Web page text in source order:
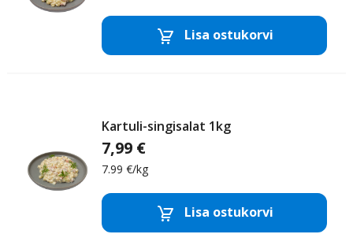
Majoneesisalatid
Lisa ostukorvi
Eemalda toode
Kartuli-singisalat 1kg
7,99 €
7.99 €/kg
Majoneesisalatid
Lisa ostukorvi
Eemalda toode